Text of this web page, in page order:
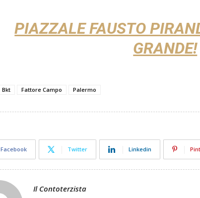
PIAZZALE FAUSTO
GRANDE!
Bkt Fattore Campo Palermo
Facebook Twitter Linkedin
Il Contoterzista